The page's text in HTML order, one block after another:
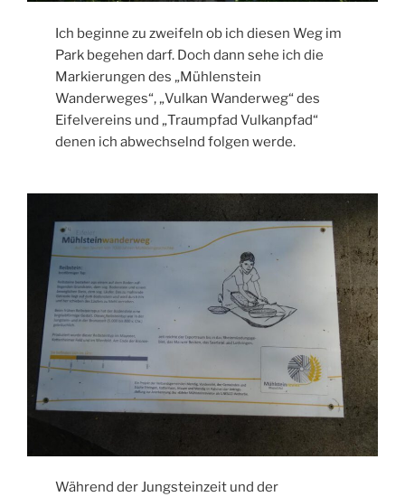
Ich beginne zu zweifeln ob ich diesen Weg im
Park begehen darf. Doch dann sehe ich die
Markierungen des „Mühlenstein
Wanderweges“, „Vulkan Wanderweg“ des
Eifelvereins und „Traumpfad Vulkanpfad“
denen ich abwechselnd folgen werde.
Während der Jungsteinzeit und der